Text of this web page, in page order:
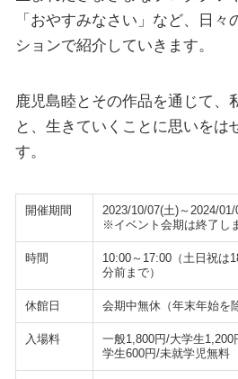
「おやすみなさい」など、日
ションで紹介していきます。
鹿児島睦とその作品を通じて、
と、生きていくことに思いをは
す。
開催期間
2023/10/07(土)～2024/01/
※イベント会期は終了し
時間
10:00～17:00（土日祝は
分前まで）
休館日 会期中無休（年末年始を
入場料
一般1,800円/大学生
学生600円/未就学児無料